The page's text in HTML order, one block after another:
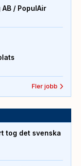
/ PopulAir
Fler jobb
tog det svenska